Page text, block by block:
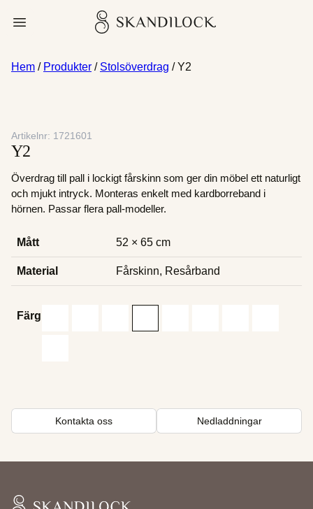
Open menu Skandilock
Hem / Produkter / Stolsöverdrag / Y2
Artikelnr: 1721601
Y2
Överdrag till pall i lockigt fårskinn som ger din möbel ett naturligt
och mjukt intryck. Monteras enkelt med kardborreband i
hörnen. Passar flera pall-modeller.
Mått 52 × 65 cm
Material Fårskinn, Resårband
Färg
Kontakta oss Nedladdningar
Skandilock